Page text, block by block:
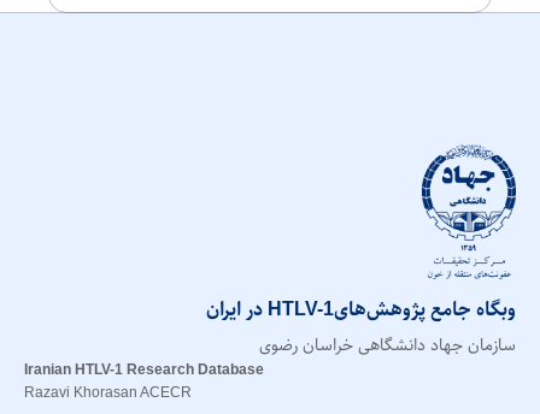
وبگاه جامع پژوهش‌هایHTLV-1 در ایران
سازمان جهاد دانشگاهی خراسان رضوی
Iranian HTLV-1 Research Database
Razavi Khorasan ACECR